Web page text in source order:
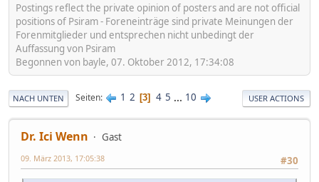
Postings reflect the private opinion of posters and are not official
positions of Psiram - Foreneinträge sind private Meinungen der
Forenmitglieder und entsprechen nicht unbedingt der
Auffassung von Psiram
Begonnen von bayle, 07. Oktober 2012, 17:34:08
NACH UNTEN Seiten 1 2 3 4 5 ... 10 USER ACTIONS
Dr. Ici Wenn
Gast
#30
09. März 2013, 17:05:38